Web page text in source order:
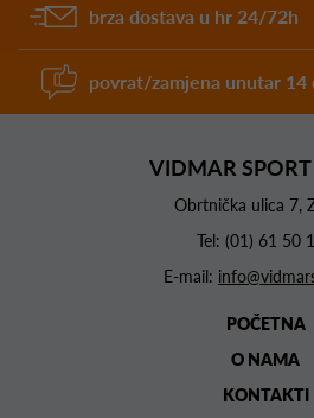
brza dostava u hr 24/72h
povrat/zamjena unutar 14
VIDMAR
Obrtnička ulica 7,
Tel: (01) 61 50
E-mail:
POČETNA
O NAMA
KONTAKTI